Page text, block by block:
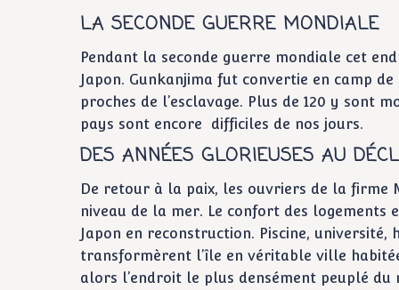
LA SECONDE GUERRE MONDIALE
Pendant la seconde guerre mondiale cet
Japon. Gunkanjima fut convertie en camp
proches de l’esclavage. Plus de 120 y sont
pays sont encore difficiles de nos jours.
DES ANNÉES GLORIEUSES AU
De retour à la paix, les ouvriers de la firme
niveau de la mer. Le confort des logements
Japon en reconstruction. Piscine,
transformèrent l’île en véritable ville
alors l’endroit le plus densément peuplé du